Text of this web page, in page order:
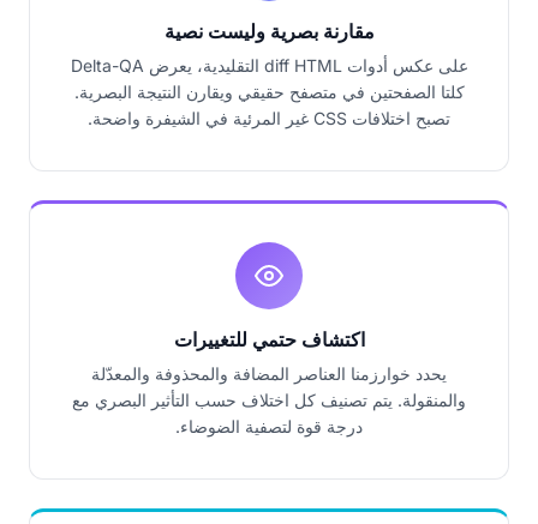
مقارنة بصرية وليست نصية
على عكس أدوات diff HTML التقليدية، يعرض Delta-QA
كلتا الصفحتين في متصفح حقيقي ويقارن النتيجة البصرية.
تصبح اختلافات CSS غير المرئية في الشيفرة واضحة.
اكتشاف حتمي للتغييرات
يحدد خوارزمنا العناصر المضافة والمحذوفة والمعدّلة
والمنقولة. يتم تصنيف كل اختلاف حسب التأثير البصري مع
درجة قوة لتصفية الضوضاء.